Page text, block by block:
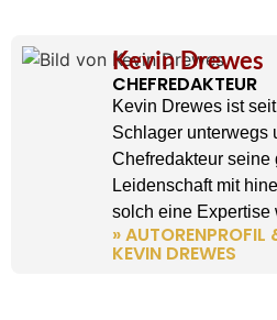
Kevin Drewes
CHEFREDAKTEUR
Kevin Drewes ist
Schlager unterwegs
Chefredakteur seine
Leidenschaft mit
solch eine Expertise
» AUTORENPROFIL
KEVIN DREWES